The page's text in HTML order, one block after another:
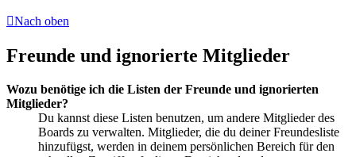
Nach oben
Freunde und ignorierte Mitglieder
Wozu benötige ich die Listen der Freunde und ignorierten
Mitglieder?
Du kannst diese Listen benutzen, um andere Mitglieder des
Boards zu verwalten. Mitglieder, die du deiner Freundesliste
hinzufügst, werden in deinem persönlichen Bereich für den